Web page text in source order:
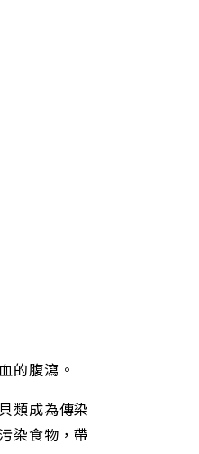
的腹瀉。
類成為傳染
染食物，帶